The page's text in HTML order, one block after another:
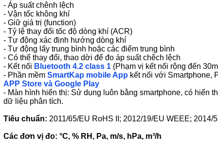
- Áp suất chênh lệch
- Vận tốc không khí
- Giữ giá trị (function)
- Tỷ lệ thay đổi tốc độ dòng khí (ACR)
- Tự động xác định hướng dòng khí
- Tự động lấy trung bình hoặc các điểm trung bình
- Có thể thay đổi, thao dời để đo áp suất chêch lệch
- Kết nối Bluetooth 4.2 class 1 (Phạm vị kết nối rộng đến
- Phần mềmSmartKap mobile App kết nối với Smartphone,
APP Store và Google Play
- Màn hình hiển thị: Sử dụng luôn bằng smartphone, có hiển
dữ liệu phân tích.
Tiêu chuẩn: 2011/65/EU RoHS II; 2012/19/EU WEEE; 2014/
Các đơn vị đo: °C, % RH, Pa, m/s, hPa, m³/h